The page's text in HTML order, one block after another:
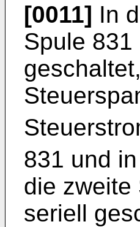
[0011] In
Spule
831 und
die zweite
seriell